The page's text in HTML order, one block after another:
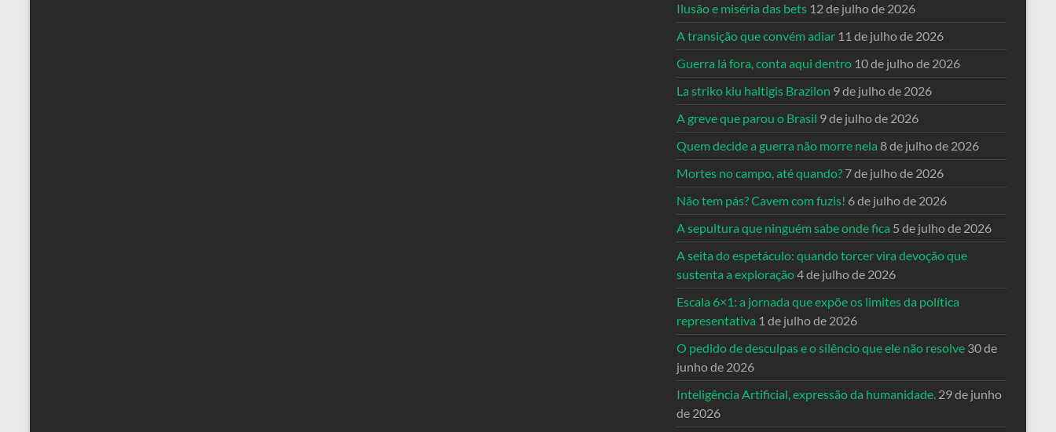
Ilusão e miséria das bets 12 de julho de 2026
A transição que convém adiar 11 de julho de 2026
Guerra lá fora, conta aqui dentro 10 de julho de 2026
La striko kiu haltigis Brazilon 9 de julho de 2026
A greve que parou o Brasil 9 de julho de 2026
Quem decide a guerra não morre nela 8 de julho de 2026
Mortes no campo, até quando? 7 de julho de 2026
Não tem pás? Cavem com fuzis! 6 de julho de 2026
A sepultura que ninguém sabe onde fica 5 de julho de 2026
A seita do espetáculo: quando torcer vira devoção que
sustenta a exploração4 de julho de 2026
Escala 6×1: a jornada que expõe os limites da política
representativa 1 de julho de 2026
O pedido de desculpas e o silêncio que ele não resolve 30 de
junho de 2026
Inteligência Artificial, expressão da humanidade. 29 de junho
de 2026